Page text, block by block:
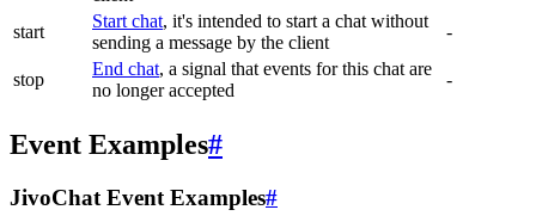
start
Start chat, it's intended to start a chat without
sending a message by the client
-
stop
End chat, a signal that events for this chat are
no longer accepted
-
Event Examples#
JivoChat Event Examples#